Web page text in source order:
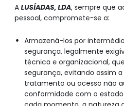
A LUSÍADAS, LDA, sempre que
pessoal, compromete-se a:
Armazená-los por
segurança, legalmente
técnica e organizacional,
segurança, evitando assim
tratamento ou acesso não
conformidade com o